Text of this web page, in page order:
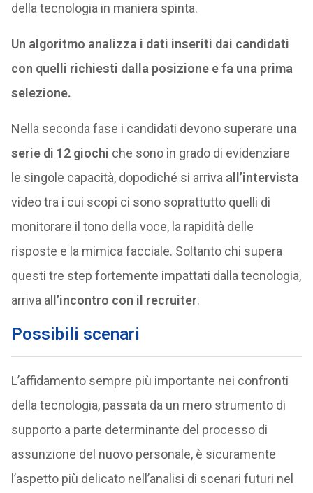
della tecnologia in maniera spinta.
Un algoritmo analizza i dati inseriti dai candidati
con quelli richiesti dalla posizione e fa una prima
selezione.
Nella seconda fase i candidati devono superare una
serie di 12 giochi che sono in grado di evidenziare
le singole capacità, dopodiché si arriva all’intervista
video tra i cui scopi ci sono soprattutto quelli di
monitorare il tono della voce, la rapidità delle
risposte e la mimica facciale. Soltanto chi supera
questi tre step fortemente impattati dalla tecnologia,
arriva al l’incontro con il recruiter.
Possibili scenari
L’affidamento sempre più importante nei confronti
della tecnologia, passata da un mero strumento di
supporto a parte determinante del processo di
assunzione del nuovo personale, è sicuramente
l’aspetto più delicato nell’analisi di scenari futuri nel